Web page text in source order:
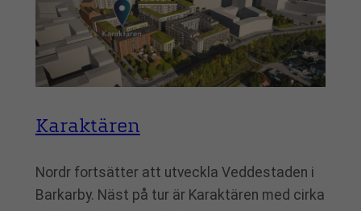
Karaktären
Nordr fortsätter att utveckla Veddestaden i
Barkarby. Näst på tur är Karaktären med cirka